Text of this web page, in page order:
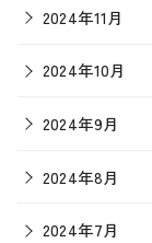
2024年11月
2024年10月
2024年9月
2024年8月
2024年7月